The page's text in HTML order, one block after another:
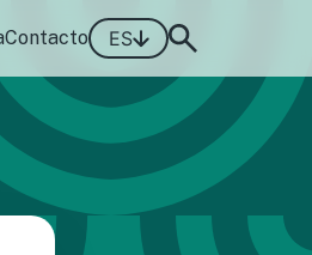
Contacto ES